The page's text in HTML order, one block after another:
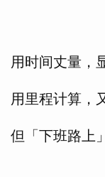
用时间丈量，
用里程计算，
但「下班路上